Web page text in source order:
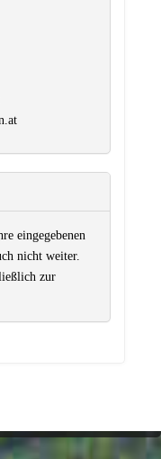
eingegebenen
nicht weiter.
zur